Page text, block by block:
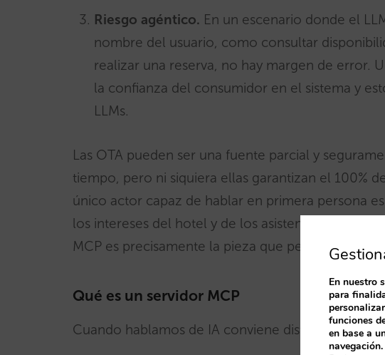
Riesgo agéntico. En un escenario donde el
nombre del usuario, como consultar
realizar una reserva, no hay margen de error.
la confianza del consumidor en el sistema y
LLMs.
Las OTA pueden ser una fuente parcial y
tiempo, pero ni siquiera ellas garantizan el 100%
único actor capaz de hablar en primera persona
los intereses del hotel y de los asistentes IA. Están
MCP es precisamente la pieza que permite que
Qué es un servidor MCP
Cuando hablamos de IA conviene distinguir dos
En nuestro
para
funciones
en base a
navegación.